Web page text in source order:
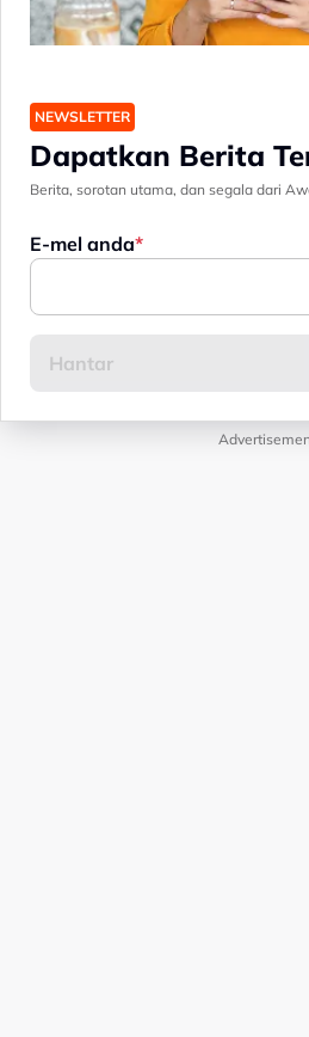
NEWSLETTER
Dapatkan Berita
Berita, sorotan utama, dan segala dari
E-mel anda